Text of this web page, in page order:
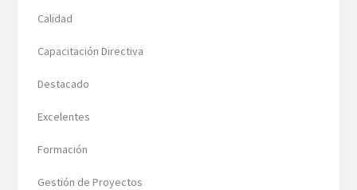
Calidad
Capacitación Directiva
Destacado
Excelentes
Formación
Gestión de Proyectos